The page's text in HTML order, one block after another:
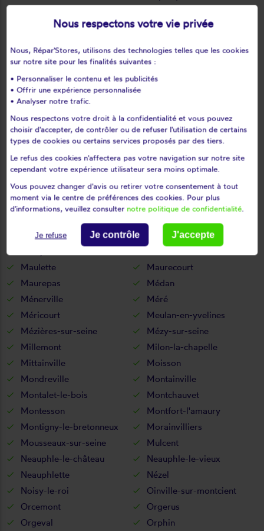
Le tartre-gaudran
Le tertre-saint-denis
Les alluets-le-roi
Les bréviaires
Les clayes-sous-bois
Les essarts-le-roi
Les loges-en-josas
Les mureaux
Limay
Limetz-villez
Lommoye
Longnes
Longvilliers
Louveciennes
L'étang-la-ville
Magnanville
Magny-les-hameaux
Maisons-laffitte
Mantes-la-jolie
Mantes-la-ville
Mareil-marly
Mareil-sur-mauldre
Maulette
Maurecourt
Maurepas
Médan
Ménerville
Méré
Méricourt
Meulan-en-yvelines
Mézières-sur-seine
Mézy-sur-seine
Millemont
Milon-la-chapelle
Mittainville
Moisson
Mondreville
Montainville
Montalet-le-bois
Montchauvet
Montesson
Montfort-l'amaury
Montigny-le-bretonneux
Morainvilliers
Mousseaux-sur-seine
Mulcent
Neauphle-le-château
Neauphle-le-vieux
Neauphlette
Nézel
Noisy-le-roi
Oinville-sur-montcient
Orcemont
Orgerus
Orgeval
Orphin
Nous respectons votre vie privée
Nous, Répar'Stores, utilisons des technologies telles que les cookies
sur notre site pour les finalités suivantes :
• Personnaliser le contenu et les publicités
• Offrir une expérience personnalisée
• Analyser notre trafic.
Nous respectons votre droit à la confidentialité et vous pouvez
choisir d'accepter, de contrôler ou de refuser l'utilisation de certains
types de cookies ou certains services proposés par des tiers.
Le refus des cookies n'affectera pas votre navigation sur notre site
cependant votre expérience utilisateur sera moins optimale.
Vous pouvez changer d'avis ou retirer votre consentement à tout
moment via le centre de préférences des cookies. Pour plus
d'informations, veuillez consulter notre politique de confidentialité.
Je refuse Je contrôle J'accepte